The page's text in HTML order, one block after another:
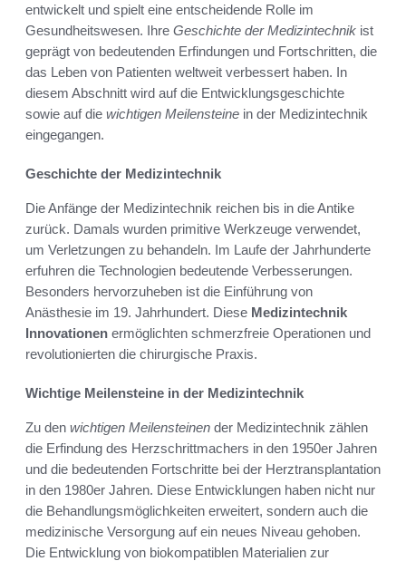
entwickelt und spielt eine entscheidende Rolle im
Gesundheitswesen. Ihre Geschichte der Medizintechnik ist
geprägt von bedeutenden Erfindungen und Fortschritten, die
das Leben von Patienten weltweit verbessert haben. In
diesem Abschnitt wird auf die Entwicklungsgeschichte
sowie auf die wichtigen Meilensteine in der Medizintechnik
eingegangen.
Geschichte der Medizintechnik
Die Anfänge der Medizintechnik reichen bis in die Antike
zurück. Damals wurden primitive Werkzeuge verwendet,
um Verletzungen zu behandeln. Im Laufe der Jahrhunderte
erfuhren die Technologien bedeutende Verbesserungen.
Besonders hervorzuheben ist die Einführung von
Anästhesie im 19. Jahrhundert. Diese Medizintechnik
Innovationen ermöglichten schmerzfreie Operationen und
revolutionierten die chirurgische Praxis.
Wichtige Meilensteine in der Medizintechnik
Zu den wichtigen Meilensteinen der Medizintechnik zählen
die Erfindung des Herzschrittmachers in den 1950er Jahren
und die bedeutenden Fortschritte bei der Herztransplantation
in den 1980er Jahren. Diese Entwicklungen haben nicht nur
die Behandlungsmöglichkeiten erweitert, sondern auch die
medizinische Versorgung auf ein neues Niveau gehoben.
Die Entwicklung von biokompatiblen Materialien zur